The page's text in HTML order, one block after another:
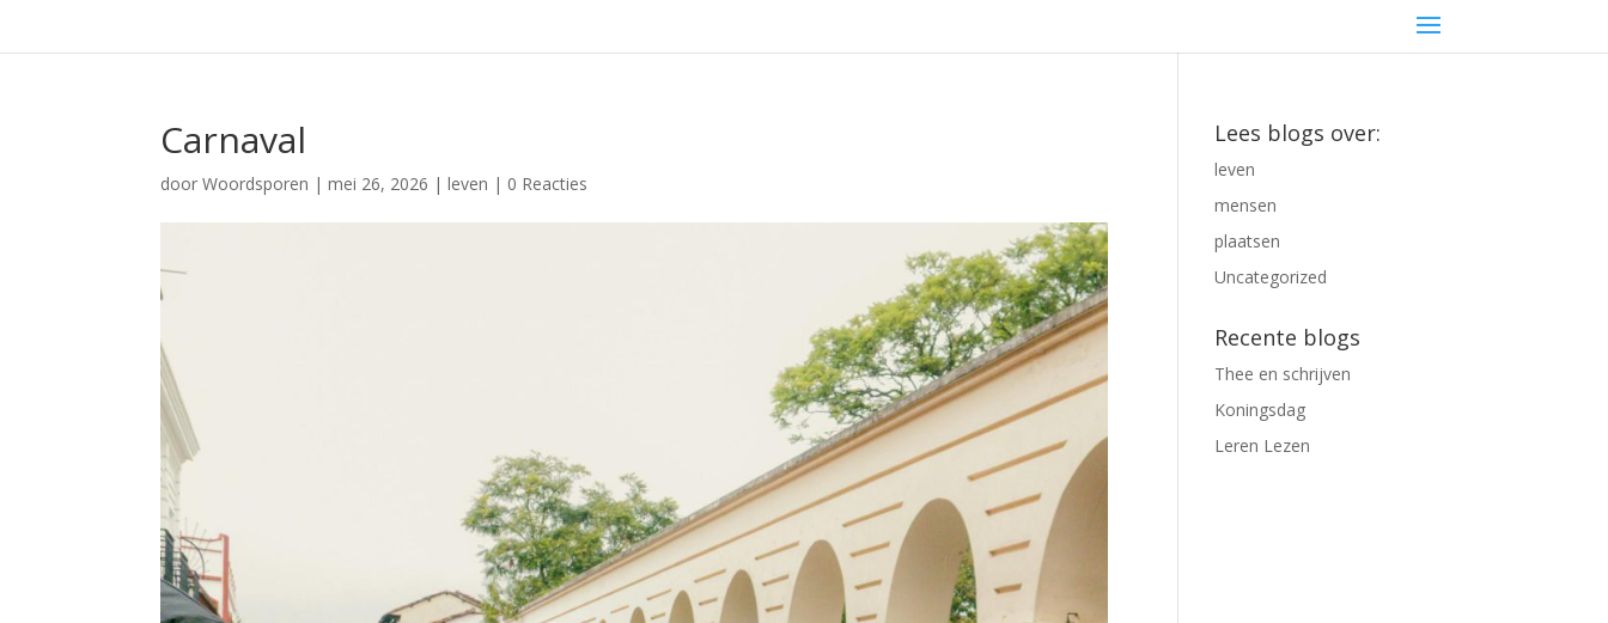
Carnaval
doorWoordsporen |mei 26, 2026 |leven | 0 Reacties
Lees blogs over:
leven
mensen
plaatsen
Uncategorized
Recente blogs
Thee en schrijven
Koningsdag
Leren Lezen